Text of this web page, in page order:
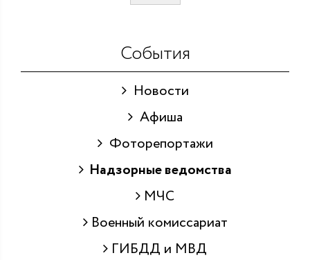
События
Новости
Афиша
Фоторепортажи
Надзорные ведомства
МЧС
Военный комиссариат
ГИБДД и МВД